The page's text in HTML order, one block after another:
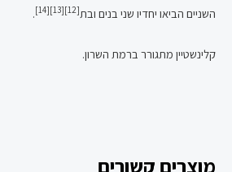
השניים הביאו יחדיו שני בנים ובת[12]
[13]
[14]
.
קלינשטיין מתגורר ברמת השרון.
מוצרים קשורים